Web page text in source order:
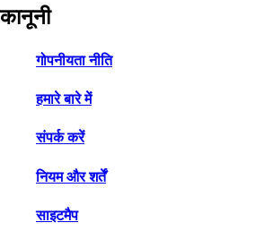
कानूनी
गोपनीयता नीति
हमारे बारे में
संपर्क करें
नियम और शर्तें
साइटमैप